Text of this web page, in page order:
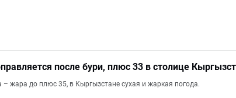
после бури, плюс 33 в столице
жара до плюс 35, в Кыргызстане сухая и жаркая погода.